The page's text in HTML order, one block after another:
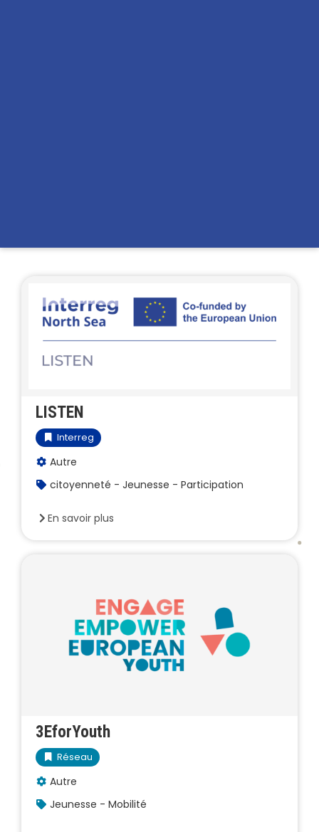
LISTEN
Interreg
Autre
citoyenneté - Jeunesse - Participation
En savoir plus
3EforYouth
Réseau
Autre
Jeunesse - Mobilité